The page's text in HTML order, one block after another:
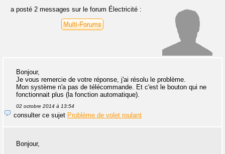
a posté 2 messages sur le forum Électricité :
Multi-Forums
Bonjour,
Je vous remercie de votre réponse, j'ai résolu le problème.
Mon système n'a pas de télécommande. Et c'est le bouton qui ne
fonctionnait plus (la fonction automatique).
02 octobre 2014 à 13:54
consulter ce sujet Problème de volet roulant
Bonjour,